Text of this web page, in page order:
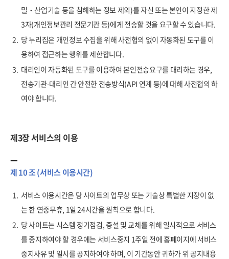
밀‧산업기술 등을 침해하는 정보 제외)를 자신 또는 본인이 지정한 제
3자(개인정보관리 전문기관 등)에게 전송할 것을 요구할 수 있습니다.
2. 당 누리집은 개인정보 수집을 위해 사전협의 없이 자동화된 도구를 이
용하여 접근하는 행위를 제한합니다.
3. 대리인이 자동화된 도구를 이용하여 본인전송요구를 대리하는 경우,
전송기관-대리인 간 안전한 전송방식(API 연계 등)에 대해 사전협의 하
여야 합니다.
제3장 서비스의 이용
제 10 조 (서비스 이용시간)
1. 서비스 이용시간은 당 사이트의 업무상 또는 기술상 특별한 지장이 없
는 한 연중무휴, 1일 24시간을 원칙으로 합니다.
2. 당 사이트는 시스템 정기점검, 증설 및 교체를 위해 일시적으로 서비스
를 중지하여야 할 경우에는 서비스중지 1주일 전에 홈페이지에 서비스
중지사유 및 일시를 공지하여야 하며, 이 기간동안 귀하가 위 공지내용